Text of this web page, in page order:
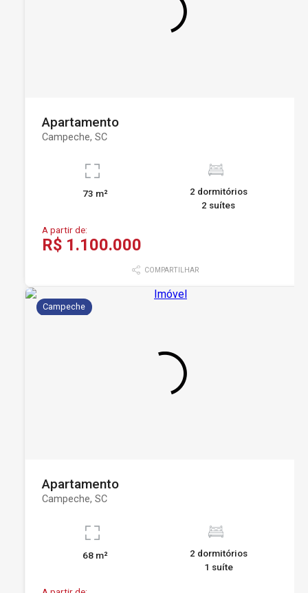
Apartamento
Campeche, SC
73 m²
2 dormitórios
2 suítes
A partir de:
R$ 1.100.000
COMPARTILHAR
Campeche
Apartamento
Campeche, SC
68 m²
2 dormitórios
1 suíte